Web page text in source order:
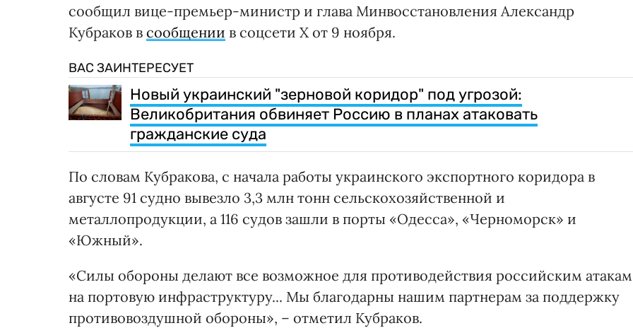
сообщил вице-премьер-министр и глава Минвосстановления Александр
Кубраков в сообщении в соцсети X от 9 ноября.
ВАС ЗАИНТЕРЕСУЕТ
Новый украинский "зерновой коридор" под угрозой:
Великобритания обвиняет Россию в планах атаковать
гражданские суда
По словам Кубракова, с начала работы украинского экспортного коридора в
августе 91 судно вывезло 3,3 млн тонн сельскохозяйственной и
металлопродукции, а 116 судов зашли в порты «Одесса», «Черноморск» и
«Южный».
«Силы обороны делают все возможное для противодействия российским атакам
на портовую инфраструктуру... Мы благодарны нашим партнерам за поддержку
противовоздушной обороны», – отметил Кубраков.